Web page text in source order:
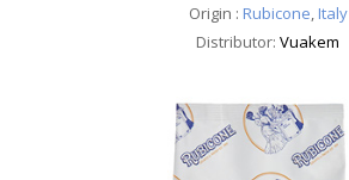
Origin : Rubicone Italy
Distributor: Vuakem